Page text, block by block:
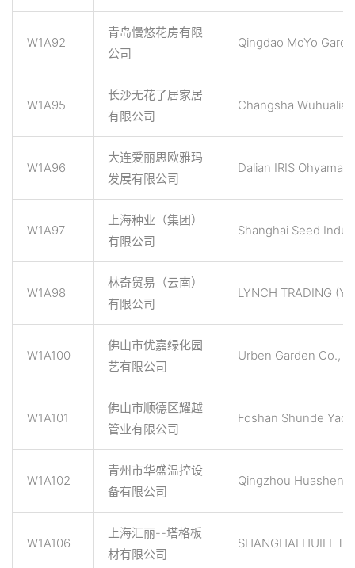
W1A92
青岛慢悠花房有限
公司
Qingdao MoYo
W1A95
长沙无花了居家居
有限公司
Changsha
W1A96
大连爱丽思欧雅玛
发展有限公司
Dalian IRIS Ohyama
W1A97
上海种业（集团）
有限公司
Shanghai Seed
W1A98
林奇贸易（云南）
有限公司
LYNCH TRADING
W1A100
佛山市优嘉绿化园
艺有限公司
Urben Garden Co.,
W1A101
佛山市顺德区耀越
管业有限公司
Foshan Shunde
W1A102
青州市华盛温控设
备有限公司
Qingzhou
W1A106
上海汇丽--塔格板
材有限公司
SHANGHAI HUILI-